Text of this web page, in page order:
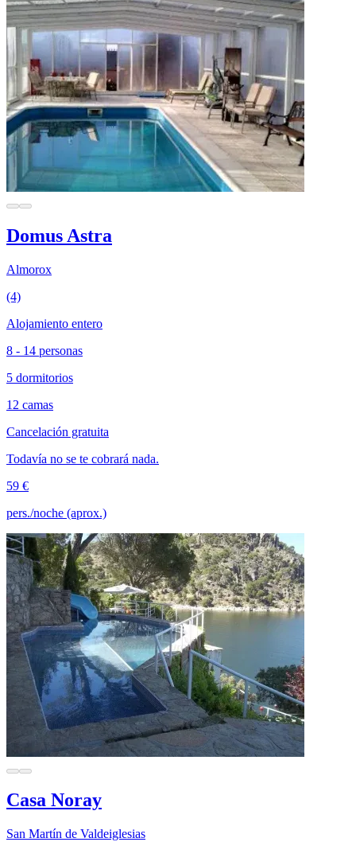
Domus Astra
Almorox
(4)
Alojamiento entero
8 - 14 personas
5 dormitorios
12 camas
Cancelación gratuita
Todavía no se te cobrará nada.
59 €
pers./noche (aprox.)
Casa Noray
San Martín de Valdeiglesias